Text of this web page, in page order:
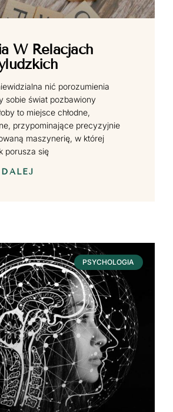
W Relacjach
nić porozumienia
sobie świat pozbawiony
to miejsce chłodne,
przypominające precyzyjnie
maszynerię, w której
porusza się
PSYCHOLOGIA